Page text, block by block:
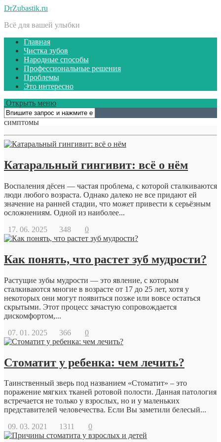
DrZubastik.ru
Всё для вашей улыбки
Главная
Чистка зубов
Народные способы
Профессиональные решения
Проблемы
Это интересно
Открыть меню
симптомы
Катаральный гингивит: всё о нём
Воспаления дёсен — частая проблема, с которой сталкиваются
люди любого возраста. Однако далеко не все придают ей
значение на ранней стадии, что может привести к серьёзным
осложнениям. Одной из наиболее...
17. 06. 2025
348 0
Как понять, что растет зуб мудрости?
Растущие зубы мудрости — это явление, с которым
сталкиваются многие в возрасте от 17 до 25 лет, хотя у
некоторых они могут появиться позже или вовсе остаться
скрытыми. Этот процесс зачастую сопровождается
дискомфортом,...
07. 01. 2025
366 0
Стоматит у ребенка: чем лечить?
Таинственный зверь под названием «Стоматит» – это
поражение мягких тканей ротовой полости. Данная патология
встречается не только у взрослых, но и у маленьких
представителей человечества. Если Вы заметили белесый...
09. 03. 2021
1311 0